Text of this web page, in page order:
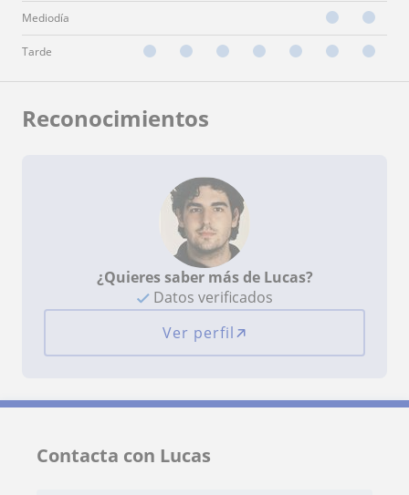
Mediodía
Tarde
Reconocimientos
¿Quieres saber más de Lucas?
Datos verificados
Ver perfil
Contacta con Lucas